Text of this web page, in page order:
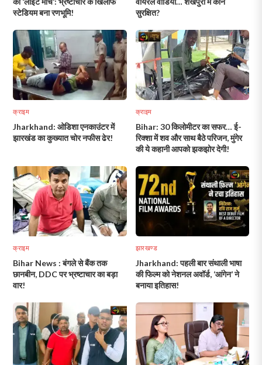
स्टेडियम बना रणभूमि!
सुरक्षित?
क्राइम
Jharkhand: ओडिशा एनकाउंटर में
झारखंड का कुख्यात चोर नफीस ढेर!
क्राइम
Bihar: 30 किलोमीटर का सफर… ई-
रिक्शा में शव और साथ बैठे परिजन, मुंगेर
की ये कहानी आपको झकझोर देगी!
क्राइम
Bihar News : बंगले से बैंक तक
छानबीन, DDC पर भ्रष्टाचार का बड़ा
वार!
झारखण्ड
Jharkhand: पहली बार संथाली भाषा
की फिल्म को नेशनल अवॉर्ड, ‘आंगेन’ ने
बनाया इतिहास!